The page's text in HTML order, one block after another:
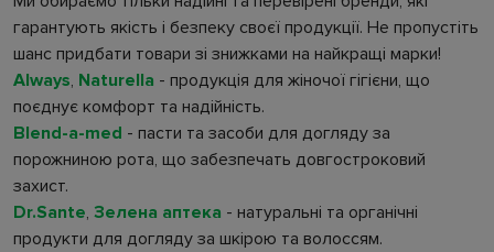
гарантують якість і безпеку своєї продукції. Не пропустіть
шанс придбати товари зі знижками на найкращі марки!
Always, Naturella - продукція для жіночої гігієни, що
поєднує комфорт та надійність.
Blend-a-med - пасти та засоби для догляду за
порожниною рота, що забезпечать довгостроковий
захист.
Dr.Sante, Зелена аптека - натуральні та органічні
продукти для догляду за шкірою та волоссям.